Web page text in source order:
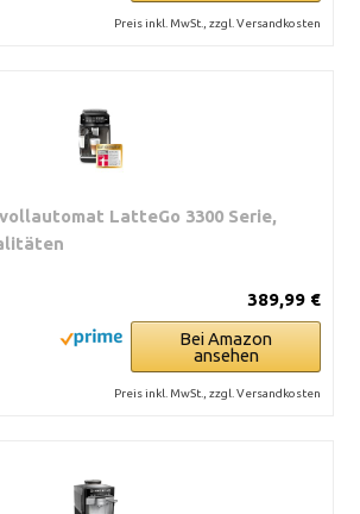
Preis inkl. MwSt., zzgl. Versandkosten
LatteGo 3300 Serie,
389,99 €
Bei Amazon
ansehen
Preis inkl. MwSt., zzgl. Versandkosten